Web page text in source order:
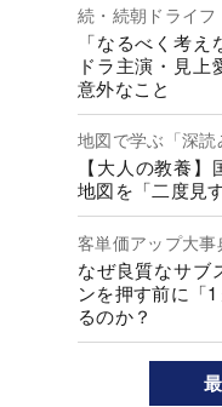
続・続朝ドライフ
「なるべく考
ドラ主演・見上
意外なこと
地図で学ぶ「深読
【大人の教養
地図を「二度見
客単価アップ大事
なぜ良質なサブ
ンを押す前に「
るのか？